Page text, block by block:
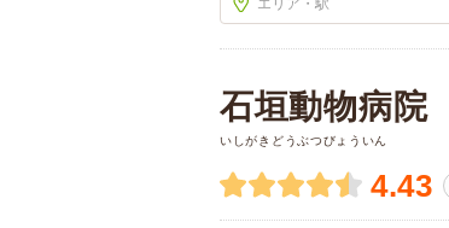
石垣動物病院
いしがきどうぶつびょういん
4.43